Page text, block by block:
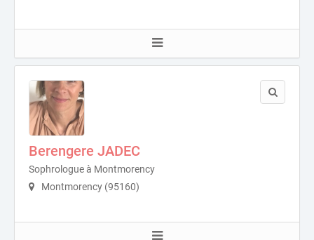
Berengere JADEC
Sophrologue à Montmorency
Montmorency (95160)